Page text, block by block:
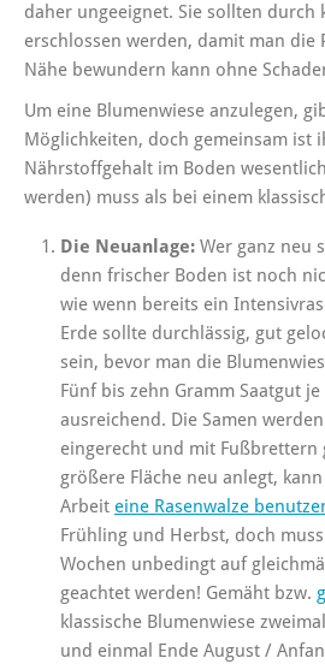
daher ungeeignet. Sie sollten durch
erschlossen werden, damit man die
Nähe bewundern kann ohne
Um eine Blumenwiese anzulegen,
Möglichkeiten, doch gemeinsam ist
Nährstoffgehalt im Boden
werden) muss als bei einem
Die Neuanlage: Wer ganz neu
denn frischer Boden ist noch
wie wenn bereits ein
Erde sollte durchlässig, gut
sein, bevor man die
Fünf bis zehn Gramm Saatgut
ausreichend. Die Samen
eingerecht und mit Fußbrettern
größere Fläche neu anlegt,
Arbeit eine Rasenwalze
Frühling und Herbst, doch
Wochen unbedingt auf
geachtet werden! Gemäht bzw.
klassische Blumenwiese
und einmal Ende August /